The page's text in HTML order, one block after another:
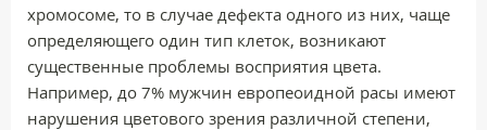
хромосоме, то в случае дефекта одного из них, чаще
определяющего один тип клеток, возникают
существенные проблемы восприятия цвета.
Например, до 7% мужчин европеоидной расы имеют
нарушения цветового зрения различной степени,